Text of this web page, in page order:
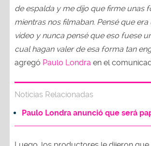
de espalda y me dijo que firme unas
mientras nos filmaban. Pensé que era
video y nunca pensé que eso fuese
cual hagan valer de esa forma tan
agregó Paulo Londra en el
Noticias Relacionadas
Paulo Londra anunció que será